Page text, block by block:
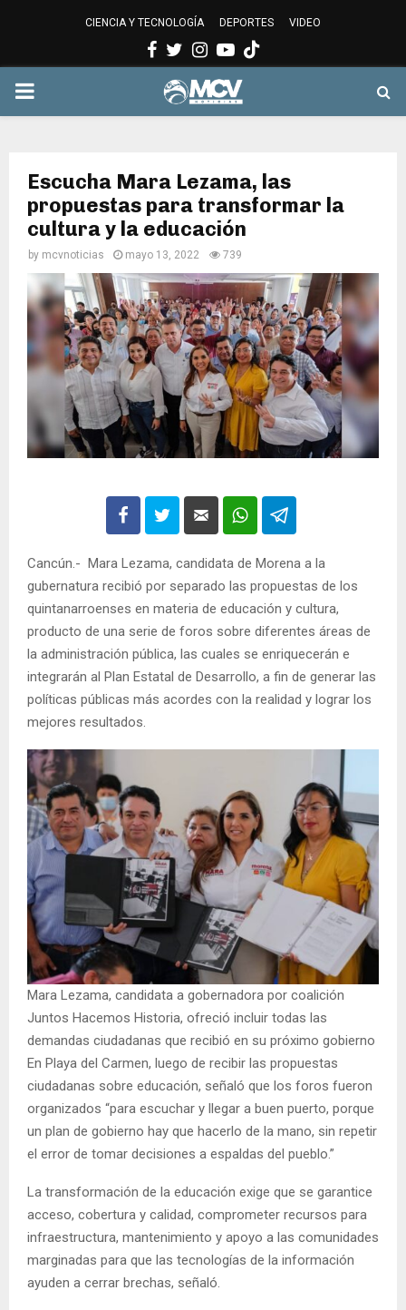
CIENCIA Y TECNOLOGÍA DEPORTES VIDEO
Facebook
Twitter
Instagram
Youtube
PRIMARY
Escucha Mara Lezama, las
propuestas para transformar la
cultura y la educación
by mcvnoticias mayo 13, 2022 739
Cancún.- Mara Lezama, candidata de Morena a la
gubernatura recibió por separado las propuestas de los
quintanarroenses en materia de educación y cultura,
producto de una serie de foros sobre diferentes áreas de
la administración pública, las cuales se enriquecerán e
integrarán al Plan Estatal de Desarrollo, a fin de generar las
políticas públicas más acordes con la realidad y lograr los
mejores resultados.
Mara Lezama, candidata a gobernadora por coalición
Juntos Hacemos Historia, ofreció incluir todas las
demandas ciudadanas que recibió en su próximo gobierno
En Playa del Carmen, luego de recibir las propuestas
ciudadanas sobre educación, señaló que los foros fueron
organizados “para escuchar y llegar a buen puerto, porque
un plan de gobierno hay que hacerlo de la mano, sin repetir
el error de tomar decisiones a espaldas del pueblo.”
La transformación de la educación exige que se garantice
acceso, cobertura y calidad, comprometer recursos para
infraestructura, mantenimiento y apoyo a las comunidades
marginadas para que las tecnologías de la información
ayuden a cerrar brechas, señaló.